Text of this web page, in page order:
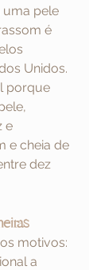
uma pele
é
Unidos.
porque
e
e cheia de
dez
motivos:
a